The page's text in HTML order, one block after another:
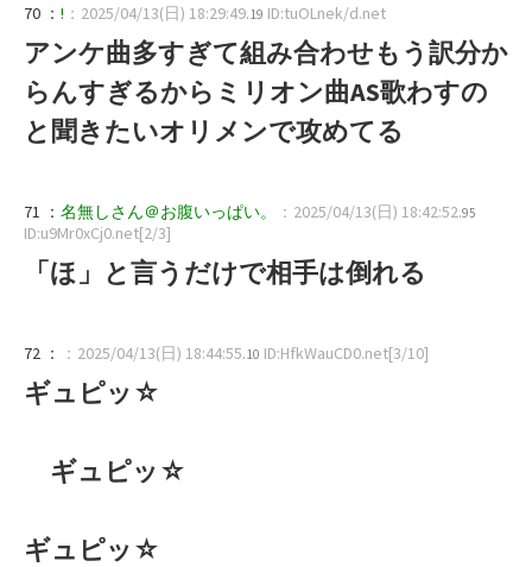
70 ： ! ：2025/04/13(日) 18:29:49.19 ID:tuOLnek/d.net
アンケ曲多すぎて組み合わせもう訳分か
らんすぎるからミリオン曲AS歌わすの
と聞きたいオリメンで攻めてる
71 ： 名無しさん＠お腹いっぱい。 ：2025/04/13(日) 18:42:52.95
ID:u9Mr0xCj0.net[2/3]
「ほ」と言うだけで相手は倒れる
72 ： ：2025/04/13(日) 18:44:55.10 ID:HfkWauCD0.net[3/10]
ギュピッ☆
ギュピッ☆
ギュピッ☆